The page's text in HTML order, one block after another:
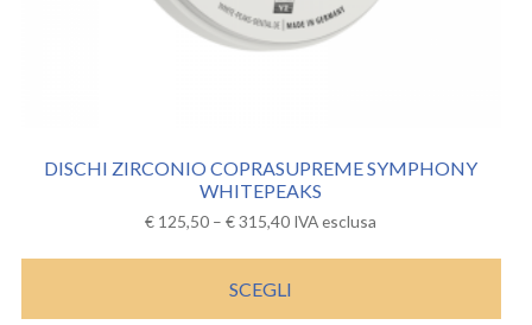
DISCHI ZIRCONIO COPRASUPREME SYMPHONY
WHITEPEAKS
€ 125,50 –€315,40 IVA esclusa
SCEGLI